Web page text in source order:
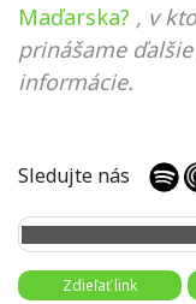
Maďarska? , v
prinášame
informácie.
Sledujte nás
Zdieľať link